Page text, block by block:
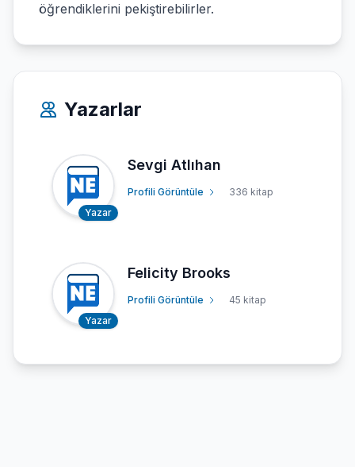
öğrendiklerini pekiştirebilirler.
Yazarlar
Yazar
Sevgi Atlıhan
Profili Görüntüle 336 kitap
Yazar
Felicity Brooks
Profili Görüntüle 45 kitap